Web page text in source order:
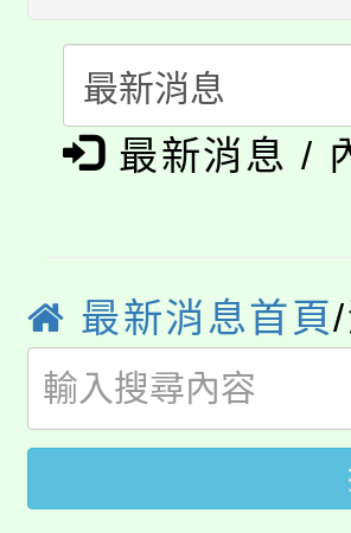
代理(課)教師
公告本校115
代理(課)教師
轉知中國文
《TA101》
系所師生報
淨零綠生活
學籍身 分審
版
淨零綠領人
公告本校115
代理(課)教師
「2026金融
車」活動
桃園市115學
最新消息 /
最新消息首頁